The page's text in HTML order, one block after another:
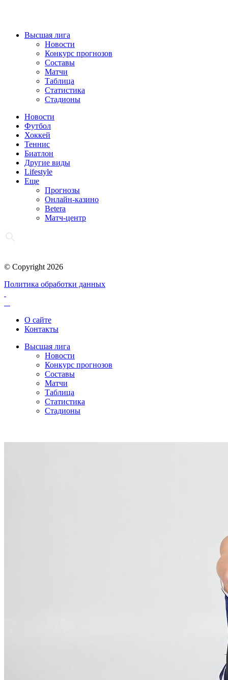
Высшая лига
Новости
Конкурс прогнозов
Составы
Матчи
Таблица
Статистика
Стадионы
Новости
Футбол
Хоккей
Теннис
Биатлон
Другие виды
Lifestyle
Еще
Прогнозы
Онлайн-казино
Betera
Матч-центр
© Copyright 2026
Политика обработки данных
О сайте
Контакты
Высшая лига
Новости
Конкурс прогнозов
Составы
Матчи
Таблица
Статистика
Стадионы